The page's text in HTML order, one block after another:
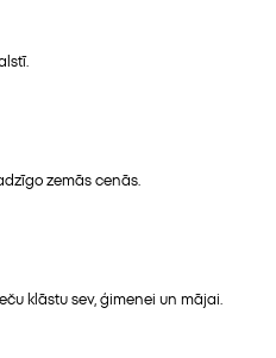
zemās cenās.
klāstu sev, ģimenei un mājai.